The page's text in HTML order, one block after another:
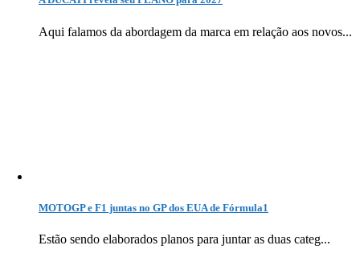
Aqui falamos da abordagem da marca em relação aos novos...
MOTOGP e F1 juntas no GP dos EUA de Fórmula1
Estão sendo elaborados planos para juntar as duas categ...